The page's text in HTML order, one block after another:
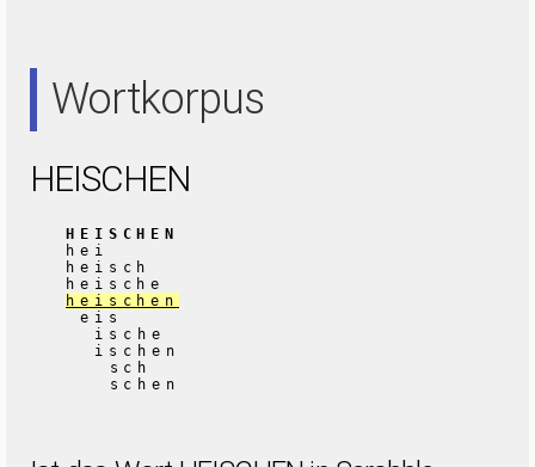
Wortkorpus
HEISCHEN
HEISCHEN
hei
heisch
heische
heischen
eis
ische
ischen
sch
schen